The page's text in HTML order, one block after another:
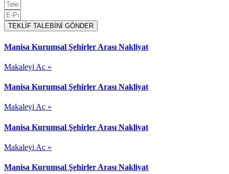
TEKLİF TALEBİNİ GÖNDER
Manisa Kurumsal Şehirler Arası Nakliyat
Makaleyi Aç »
Manisa Kurumsal Şehirler Arası Nakliyat
Makaleyi Aç »
Manisa Kurumsal Şehirler Arası Nakliyat
Makaleyi Aç »
Manisa Kurumsal Şehirler Arası Nakliyat